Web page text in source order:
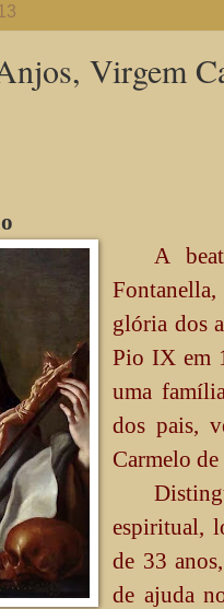
Virgem
A
glória dos
Pio IX em
uma
dos pais,
Carmelo
espiritual,
de 33
de ajuda